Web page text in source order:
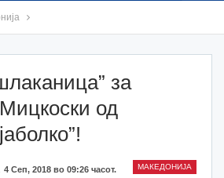
за
од
МАКЕДОНИЈА
4 Сеп, 2018 во 09:26 часот.